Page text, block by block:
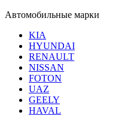
Автомобильные марки
KIA
HYUNDAI
RENAULT
NISSAN
FOTON
UAZ
GEELY
HAVAL